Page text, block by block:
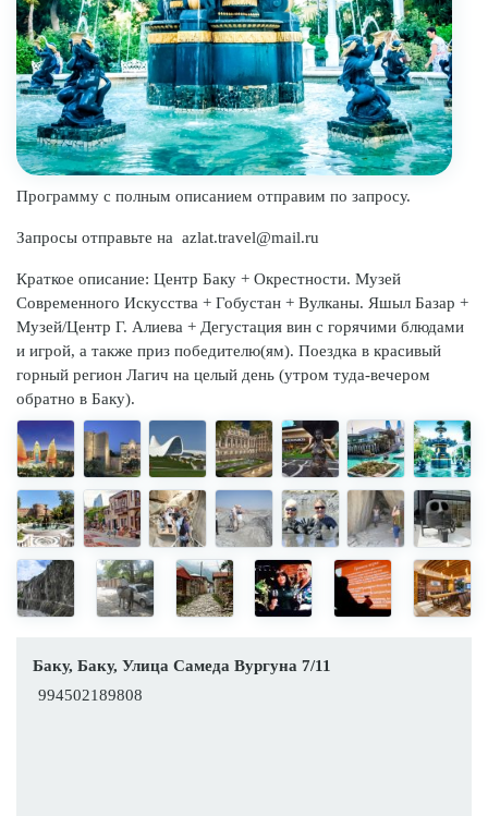
Программу с полным описанием отправим по запросу.
Запросы отправьте на azlat.travel@mail.ru
Краткое описание: Центр Баку + Окрестности. Музей
Современного Искусства + Гобустан + Вулканы. Яшыл Базар +
Музей/Центр Г. Алиева + Дегустация вин с горячими блюдами
и игрой, а также приз победителю(ям). Поездка в красивый
горный регион Лагич на целый день (утром туда-вечером
обратно в Баку).
Баку, Баку, Улица Самеда Вургуна 7/11
994502189808